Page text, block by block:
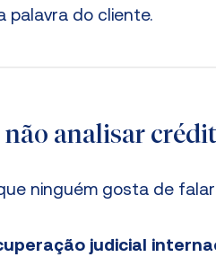
palavra do cliente.
não analisar
ninguém gosta de
judicial